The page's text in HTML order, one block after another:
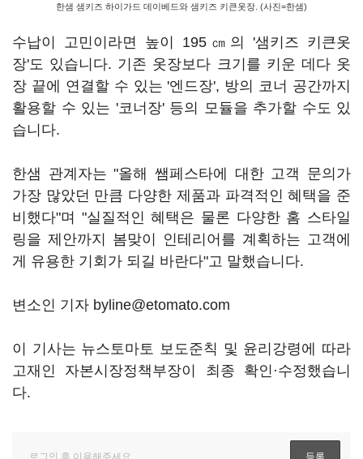
한샘 샘키즈 하이가드 데이베드와 샘키즈 키큰옷장. (사진=한샘)
수납이 고민이라면 높이 195㎝의 '샘키즈 키큰옷
장'도 있습니다. 기존 옷장보다 크기를 키운 데다 옷
장 끝에 연결할 수 있는 '엔드장', 방의 코너 공간까지
활용할 수 있는 '코너장' 등의 모듈을 추가할 수도 있
습니다.
한샘 관계자는 "올해 쌤페스타에 대한 고객 문의가
가장 많았던 만큼 다양한 제품과 파격적인 혜택을 준
비했다"며 "실질적인 혜택은 물론 다양한 홈 스타일
링을 제안까지 봄맞이 인테리어를 계획하는 고객에
게 유용한 기회가 되길 바란다"고 말했습니다.
변소인 기자 byline@etomato.com
이 기사는 뉴스토마토 보도준칙 및 윤리강령에 따라
고재인 자본시장정책부장이 최종 확인·수정했습니
다.